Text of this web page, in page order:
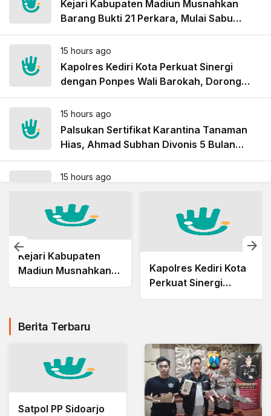
Kejari Kabupaten Madiun Musnahkan
Barang Bukti 21 Perkara, Mulai Sabu
hingga Ponsel
15 hours ago
Kapolres Kediri Kota Perkuat Sinergi
dengan Ponpes Wali Barokah, Dorong
Kolaborasi Jaga Kamtibmas
15 hours ago
Palsukan Sertifikat Karantina Tanaman
Hias, Ahmad Subhan Divonis 5 Bulan
Penjara
15 hours ago
Perempuan di Surabaya Divonis 4 Tahun
Penjara
Kejari Kabupaten
Madiun Musnahkan
Kapolres Kediri Kota
Perkuat Sinergi
Berita Terbaru
Satpol PP Sidoarjo